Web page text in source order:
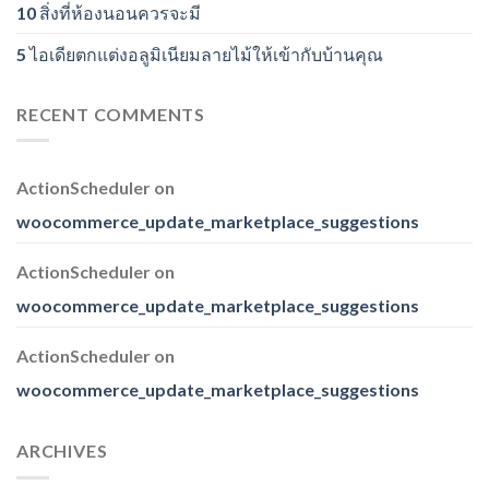
10 สิ่งที่ห้องนอนควรจะมี
5 ไอเดียตกแต่งอลูมิเนียมลายไม้ให้เข้ากับบ้านคุณ
RECENT COMMENTS
ActionScheduler on
woocommerce_update_marketplace_suggestions
ActionScheduler on
woocommerce_update_marketplace_suggestions
ActionScheduler on
woocommerce_update_marketplace_suggestions
ARCHIVES